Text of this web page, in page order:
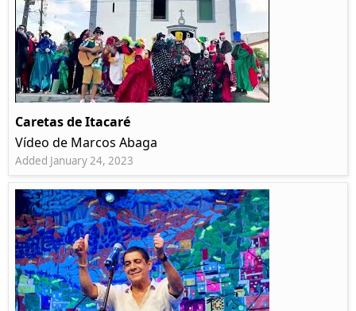
Caretas de Itacaré
Vídeo de Marcos Abaga
Added January 24, 2023